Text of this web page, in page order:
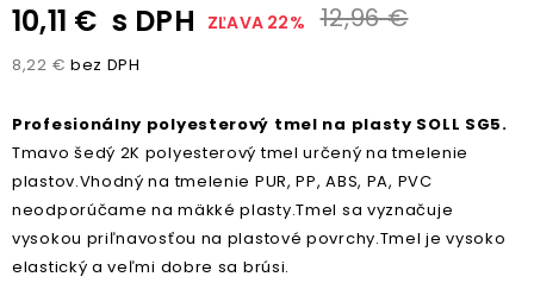
10,11 € s DPH ZĽAVA 22% 12,96 €
8,22 € bez DPH
Profesionálny polyesterový tmel na plasty SOLL SG5.
Tmavo šedý 2K polyesterový tmel určený na tmelenie
plastov.Vhodný na tmelenie PUR, PP, ABS, PA, PVC
neodporúčame na mäkké plasty.Tmel sa vyznačuje
vysokou priľnavosťou na plastové povrchy.Tmel je vysoko
elastický a veľmi dobre sa brúsi.